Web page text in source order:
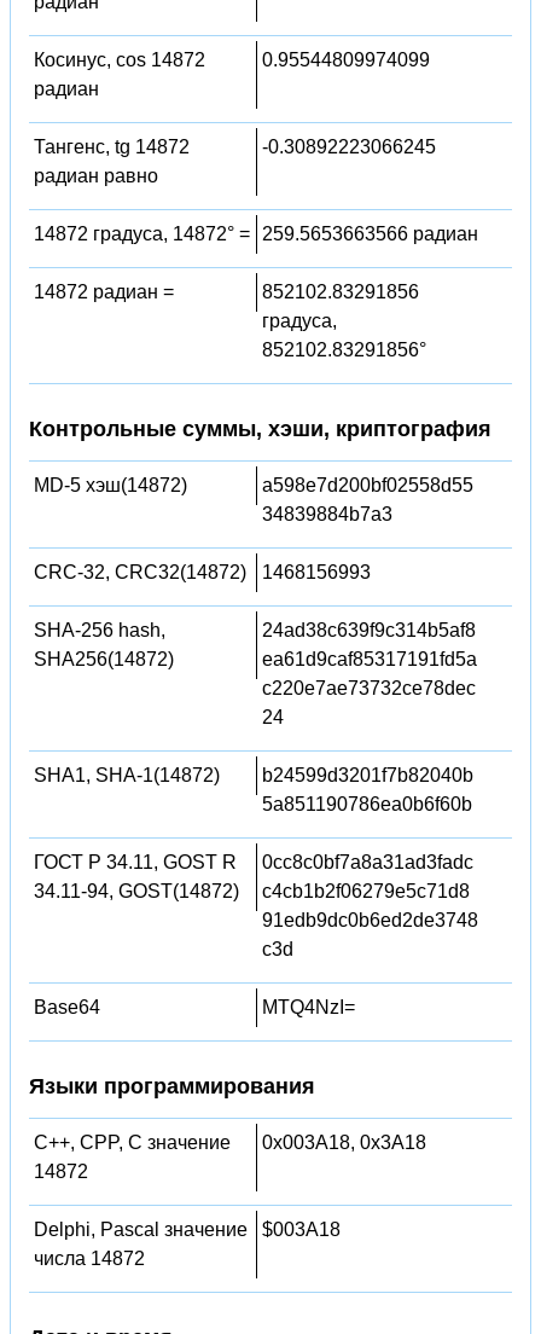
Косинус, cos 14872
радиан
0.95544809974099
Тангенс, tg 14872
радиан равно
-0.30892223066245
14872 градуса, 14872° = 259.5653663566 радиан
14872 радиан =
852102.83291856
градуса,
852102.83291856°
Контрольные суммы, хэши, криптография
MD-5 хэш(14872)
a598e7d200bf02558d55
34839884b7a3
CRC-32, CRC32(14872) 1468156993
SHA-256 hash,
SHA256(14872)
24ad38c639f9c314b5af8
ea61d9caf85317191fd5a
c220e7ae73732ce78dec
24
SHA1, SHA-1(14872)
b24599d3201f7b82040b
5a851190786ea0b6f60b
ГОСТ Р 34.11, GOST R
34.11-94, GOST(14872)
0cc8c0bf7a8a31ad3fadc
c4cb1b2f06279e5c71d8
91edb9dc0b6ed2de3748
c3d
Base64 MTQ4NzI=
Языки программирования
C++, CPP, C значение
14872
0x003A18, 0x3A18
Delphi, Pascal значение
числа 14872
$003A18